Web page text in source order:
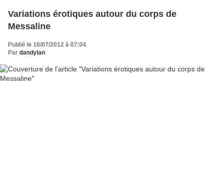
Variations érotiques autour du corps de
Messaline
Publié le 16/07/2012 à 07:04
Par dandylan